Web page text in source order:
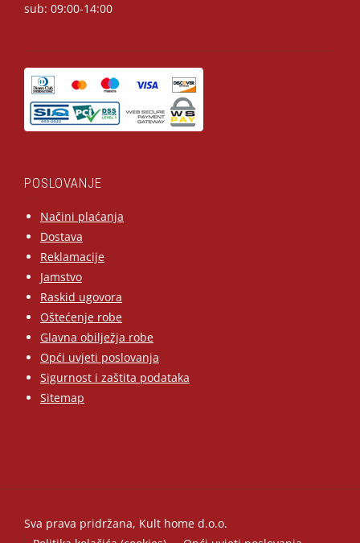
sub: 09:00-14:00
POSLOVANJE
Načini plaćanja
Dostava
Reklamacije
Jamstvo
Raskid ugovora
Oštećenje robe
Glavna obilježja robe
Opći uvjeti poslovanja
Sigurnost i zaštita podataka
Sitemap
Sva prava pridržana, Kult home d.o.o.